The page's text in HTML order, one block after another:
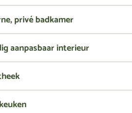
privé badkamer
aanpasbaar interieur